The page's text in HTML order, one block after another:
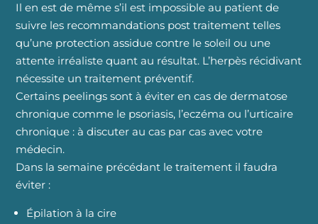
Il en est de même s’il est impossible au patient de
suivre les recommandations post traitement telles
qu’une protection assidue contre le soleil ou une
attente irréaliste quant au résultat. L’herpès récidivant
nécessite un traitement préventif.
Certains peelings sont à éviter en cas de dermatose
chronique comme le psoriasis, l’eczéma ou l’urticaire
chronique : à discuter au cas par cas avec votre
médecin.
Dans la semaine précédant le traitement il faudra
éviter :
Épilation à la cire